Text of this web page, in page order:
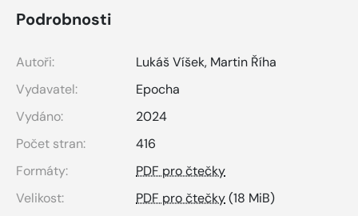
Podrobnosti
Autoři: Lukáš Víšek, Martin Říha
Vydavatel:
Epocha
Vydáno:
2024
Počet stran:
416
Formáty:
PDF pro čtečky
Velikost:
PDF pro čtečky(18 MiB)